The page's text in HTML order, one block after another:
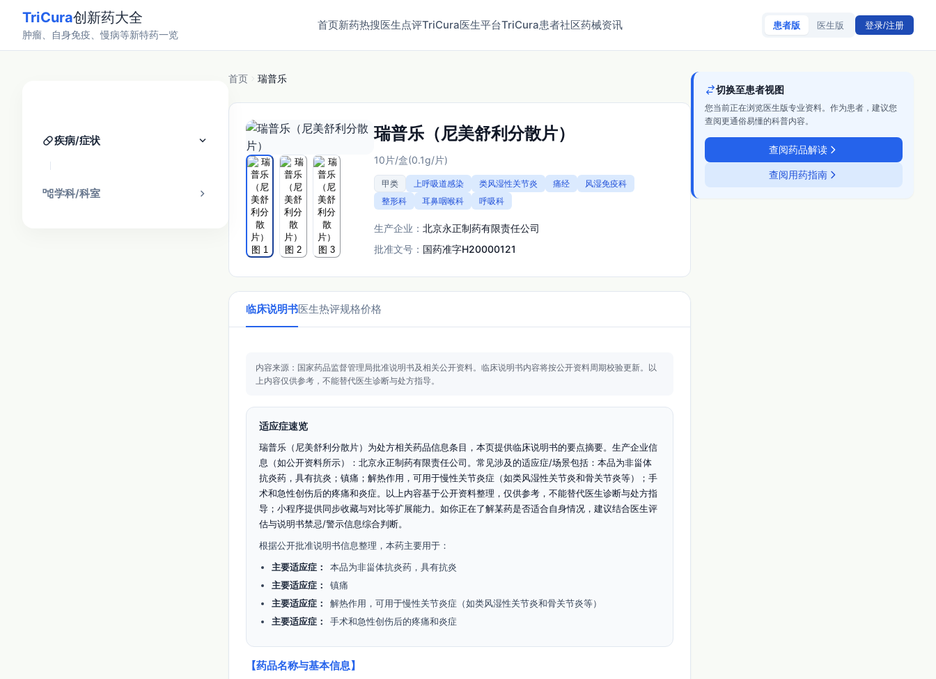
TriCura创新药大全
肿瘤、自身免疫、慢病等新特药一览
首页新药热搜医生点评TriCura医生平台TriCura患者社区药械资讯 患者版 医生版 登录/注册
pill疾病/症状 keyboard_arrow_down
account_tree学科/科室 chevron_right
首页 瑞普乐
瑞普乐（尼美舒利分散片）
10片/盒(0.1g/片)
甲类 上呼吸道感染 类风湿性关节炎 痛经
风湿免疫科
整形科
耳鼻咽喉科 呼吸科
生产企业：北京永正制药有限责任公司
批准文号： 国药准字H20000121
临床说明书医生热评规格价格
内容来源：国家药品监督管理局批准说明书及相关公开资料。 临床说明书内容将按公开资料周期校验更新。 以
上内容仅供参考，不能替代医生诊断与处方指导。
适应症速览
瑞普乐（尼美舒利分散片）为处方相关药品信息条目，本页提供临床说明书的要点摘要。生产企业信
息（如公开资料所示）：北京永正制药有限责任公司。常见涉及的适应症/场景包括：本品为非甾体
抗炎药，具有抗炎；镇痛；解热作用，可用于慢性关节炎症（如类风湿性关节炎和骨关节炎等）；手
术和急性创伤后的疼痛和炎症。以上内容基于公开资料整理，仅供参考，不能替代医生诊断与处方指
导；小程序提供同步收藏与对比等扩展能力。如你正在了解某药是否适合自身情况，建议结合医生评
估与说明书禁忌/警示信息综合判断。
根据公开批准说明书信息整理，本药主要用于：
主要适应症：
本品为非甾体抗炎药，具有抗炎
主要适应症：
镇痛
主要适应症：
解热作用，可用于慢性关节炎症（如类风湿性关节炎和骨关节炎等）
主要适应症：
手术和急性创伤后的疼痛和炎症
【药品名称与基本信息】
切换至患者视图
您当前正在浏览医生版专业资料。作为患者，建议您
查阅更通俗易懂的科普内容。
查阅药品解读
查阅用药指南